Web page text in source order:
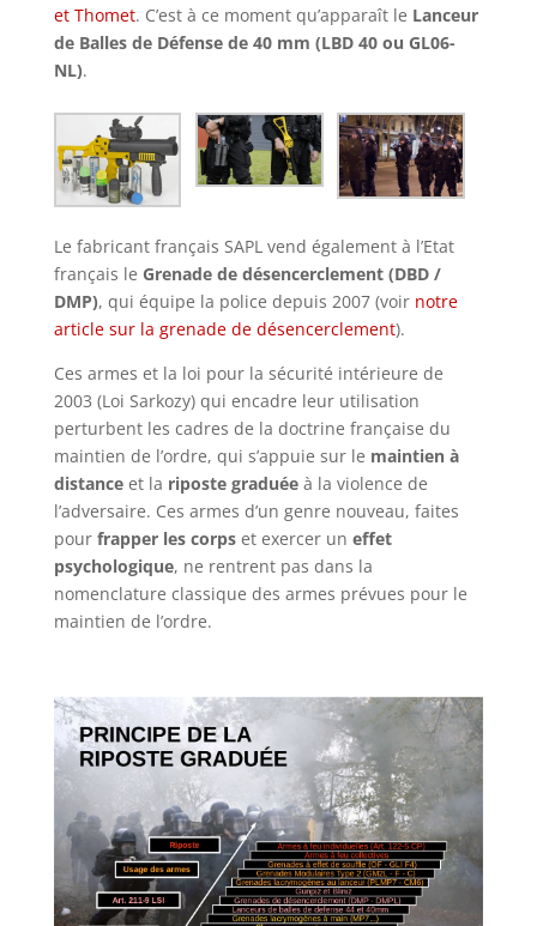
et Thomet. C’est à ce moment qu’apparaît le Lanceur
de Balles de Défense de 40 mm (LBD 40 ou GL06-
NL).
Le fabricant français SAPL vend également à l’Etat
français le Grenade de désencerclement (DBD /
DMP), qui équipe la police depuis 2007 (voir notre
article sur la grenade de désencerclement).
Ces armes et la loi pour la sécurité intérieure de
2003 (Loi Sarkozy) qui encadre leur utilisation
perturbent les cadres de la doctrine française du
maintien de l’ordre, qui s’appuie sur le maintien à
distanceet la riposte graduéeà la violence de
l’adversaire. Ces armes d’un genre nouveau, faites
pour frapper les corpset exercer un effet
psychologique, ne rentrent pas dans la
nomenclature classique des armes prévues pour le
maintien de l’ordre.